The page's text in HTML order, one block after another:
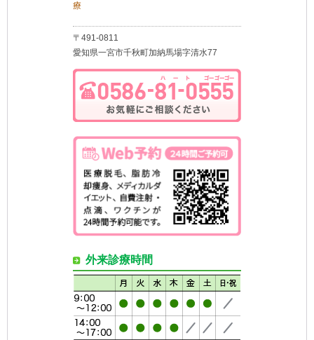
療
〒491-0811
愛知県一宮市千秋町加納馬場字清水77
外来診療時間